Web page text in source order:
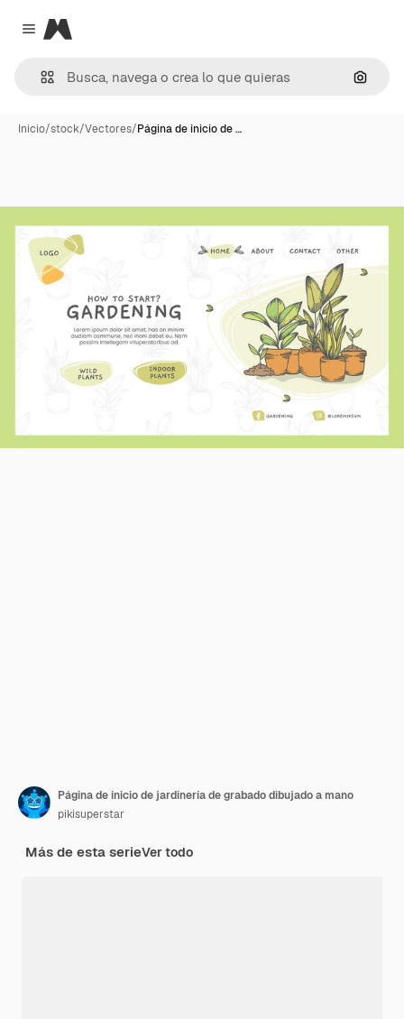
Close menu
Magnific
Inicio/stock/Vectores/Página de inicio de …
Página de inicio de jardinería de grabado dibujado a mano
pikisuperstar
Más de esta serieVer todo